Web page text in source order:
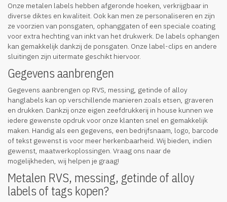
Onze metalen labels hebben afgeronde hoeken, verkrijgbaar in
diverse diktes en kwaliteit. Ook kan men ze personaliseren en zijn
ze voorzien van ponsgaten, ophanggaten of een speciale coating
voor extra hechting van inkt van het drukwerk. De labels ophangen
kan gemakkelijk dankzij de ponsgaten. Onze label-clips en andere
sluitingen zijn uitermate geschikt hiervoor.
Gegevens aanbrengen
Gegevens aanbrengen op RVS, messing, getinde of alloy
hanglabels kan op verschillende manieren zoals etsen, graveren
en drukken. Dankzij onze eigen zeefdrukkerij in house kunnen we
iedere gewenste opdruk voor onze klanten snel en gemakkelijk
maken. Handig als een gegevens, een bedrijfsnaam, logo, barcode
of tekst gewenst is voor meer herkenbaarheid. Wij bieden, indien
gewenst, maatwerkoplossingen. Vraag ons naar de
mogelijkheden, wij helpen je graag!
Metalen RVS, messing, getinde of alloy
labels of tags kopen?